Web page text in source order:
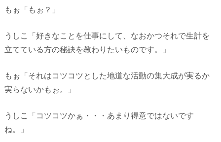
もぉ「もぉ？」
うしこ「好きなことを仕事にして、なおかつそれで生計を
立てている方の秘訣を教わりたいものです。」
もぉ「それはコツコツとした地道な活動の集大成が実るか
実らないかもぉ。」
うしこ「コツコツかぁ・・・あまり得意ではないです
ね。」